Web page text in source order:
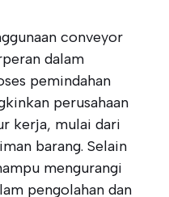
conveyor
dalam
pemindahan
perusahaan
kerja, mulai dari
barang. Selain
mengurangi
pengolahan dan